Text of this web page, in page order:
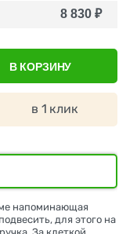
8 830 ₽
В КОРЗИНУ
в 1 клик
напоминающая
для этого на